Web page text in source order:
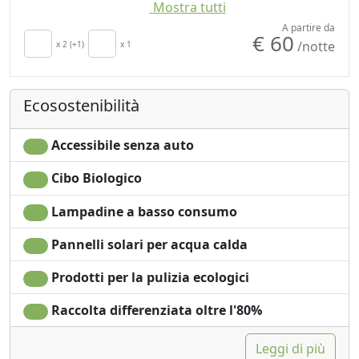
Stendibiancheria
Asciugamani
Armadio o
Guardaroba
Shampoo plastic-free,
no monodose
Giardino
Piscina privata
indipendente
Mostra tutti
x 2 (+1) x 1
A partire da
€ 60 /notte
Ecosostenibilità
Accessibile senza auto
Cibo Biologico
Lampadine a basso consumo
Pannelli solari per acqua calda
Prodotti per la pulizia ecologici
Raccolta differenziata oltre l'80%
Leggi di più